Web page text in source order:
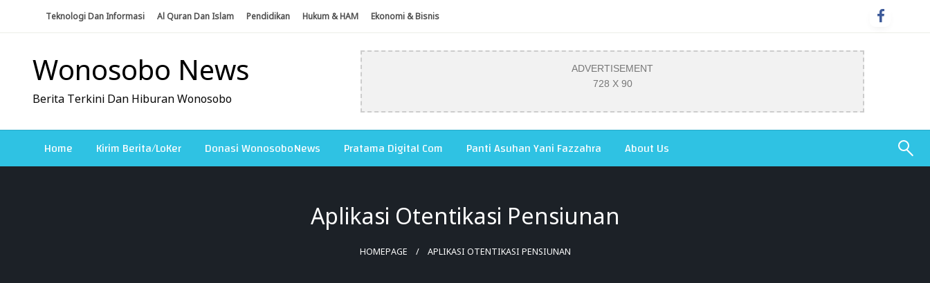
Teknologi Dan Informasi Al Quran Dan Islam Pendidikan Hukum & HAM Ekonomi & Bisnis
Wonosobo News
Berita Terkini Dan Hiburan Wonosobo
ADVERTISEMENT
728 X 90
Home Kirim Berita/LoKer Donasi WonosoboNews Pratama Digital Com Panti Asuhan Yani Fazzahra About Us
Aplikasi Otentikasi Pensiunan
HOMEPAGE APLIKASI OTENTIKASI PENSIUNAN